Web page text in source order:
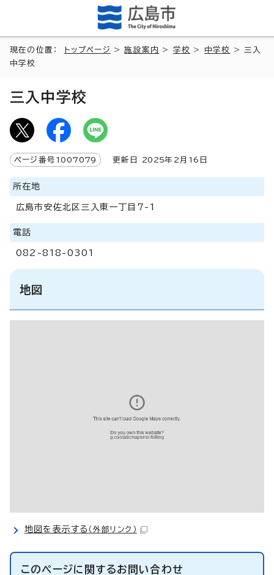
現在の位置： トップページ >施設案内 > 学校 > 中学校
> 三入
中学校
三入中学校
ページ番号 1007079 更新日 2025年2月 16 日
所在地
広島市安佐北区三入東一丁目7-1
電話
082-818-0301
地図
地図を表示する （外部リンク）
このページに関するお問い合わせ